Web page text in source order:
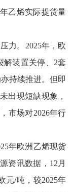
乙烯实际提货量
力。 2025年，欧
解装置关停、2套
持续推进。但即
出现短缺现象，
市场对2026年行
年欧洲乙烯现货
资讯数据，12月
元/吨，较2025年